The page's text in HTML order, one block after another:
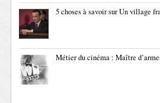
5 choses à savoir sur Un village
Métier du cinéma : Maître